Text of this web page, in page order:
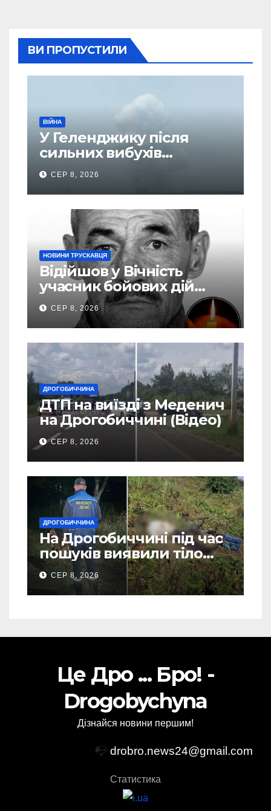
ВИ ПРОПУСТИЛИ
ВІЙНА
У Геленджику після
сильних вибухів
почалася масова
евакуація
СЕР 8, 2026
НОВИНИ ТРУСКАВЦЯ
Відійшов у Вічність
учасник бойових дій
Василь Іваникович зі
Станилі
СЕР 8, 2026
ДРОГОБИЧЧИНА
ДТП на виїзді з Меденич
на Дрогобиччині (Відео)
СЕР 8, 2026
ДРОГОБИЧЧИНА
На Дрогобиччині під час
пошуків виявили тіло
зниклого чоловіка (Фото)
СЕР 8, 2026
Це Дро ... Бро! -
Drogobychyna
Дізнайся новини першим!
📭 drobro.news24@gmail.com
Статистика